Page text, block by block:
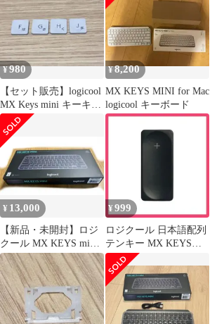
¥980
【セット販売】logicool
MX Keys mini キーキャ
ップ F～
¥8,200
MX KEYS MINI for Mac
logicool キーボード
¥ 13,000
【新品・未開封】ロジ
クール MX KEYS mini
ワイヤレスキーボード
¥ 999
ロジクール 日本語配列
テンキー MX KEYS
「＋」キートップ